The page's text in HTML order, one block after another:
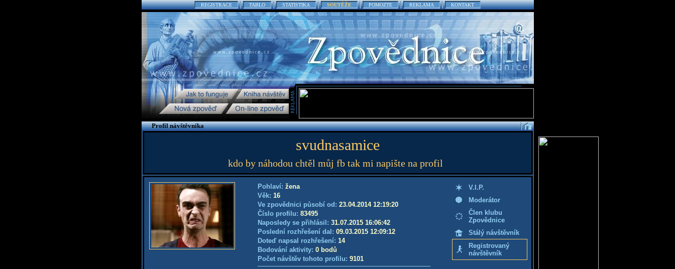
REGISTRACE TABLO STATISTIKA SOUTĚŽE POMOZTE REKLAMA KONTAKT
Profil návštěvníka
svudnasamice
kdo by náhodou chtěl můj fb tak mi napište na profil
Pohlaví: žena
Věk: 16
Ve zpovědnici působí od: 23.04.2014 12:19:20
Číslo profilu: 83495
Naposledy se přihlásil: 31.07.2015 16:06:42
Poslední rozhřešení dal: 09.03.2015 12:09:12
Doteď napsal rozhřešení: 14
Bodování aktivity: 0 bodů
Počet návštěv tohoto profilu: 9101
V.I.P.
Moderátor
Člen klubu
Zpovědnice
Stálý návštěvník
Registrovaný
návštěvník